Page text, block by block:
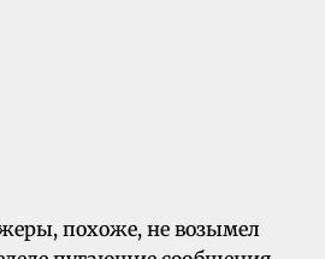
похоже, не возымел